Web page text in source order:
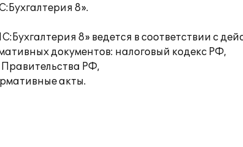
8».
8» ведется в соответствии с
документов: налоговый кодекс РФ,
РФ,
акты.